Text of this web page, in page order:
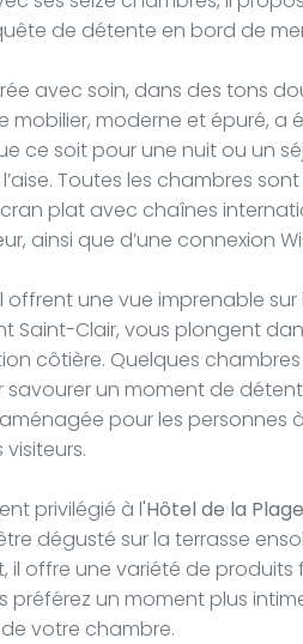
de détente en bord de
avec soin, dans des tons
mobilier, moderne et épuré,
ce soit pour une nuit ou un
Toutes les chambres
plat avec chaînes
ainsi que d’une connexion
offrent une vue imprenable
Saint-Clair, vous plongent
côtière. Quelques
savourer un moment de
pour les personnes
privilégié à l'Hôtel de la Plage
dégusté sur la terrasse
il offre une variété de produits
préférez un moment plus
votre chambre.